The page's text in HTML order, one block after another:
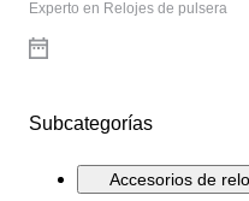
Experto en Relojes de pulsera
Subcategorías
Accesorios de